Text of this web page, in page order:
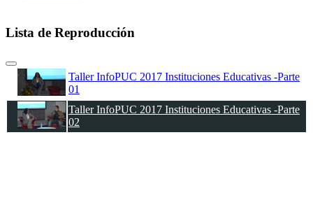
Lista de Reproducción
Taller InfoPUC 2017 Instituciones Educativas -Parte
01
Taller InfoPUC 2017 Instituciones Educativas -Parte
02